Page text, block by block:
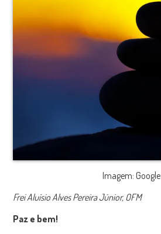
Imagem: Google
Frei Aluísio Alves Pereira Júnior, OFM
Paz e bem!